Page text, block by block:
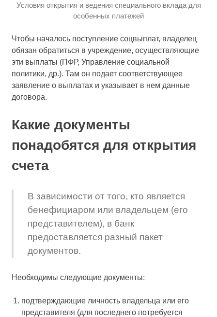
Условия открытия и ведения специального вклада для
особенных платежей
Чтобы началось поступление соцвыплат, владелец
обязан обратиться в учреждение, осуществляющие
эти выплаты (ПФР, Управление социальной
политики, др.). Там он подает соответствующее
заявление о выплатах и указывает в нем данные
договора.
Какие документы
понадобятся для открытия
счета
В зависимости от того, кто является
бенефициаром или владельцем (его
представителем), в банк
предоставляется разный пакет
документов.
Необходимы следующие документы:
подтверждающие личность владельца или его
представителя (для последнего потребуется